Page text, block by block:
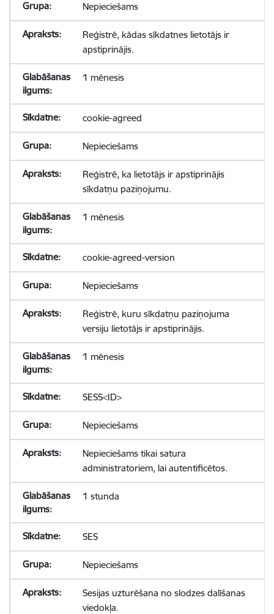
Nepieciešams
Reģistrē, kādas sīkdatnes lietotājs ir
apstiprinājis.
1 mēnesis
cookie-agreed
Nepieciešams
Reģistrē, ka lietotājs ir apstiprinājis
sīkdatņu paziņojumu.
1 mēnesis
cookie-agreed-version
Nepieciešams
Reģistrē, kuru sīkdatņu paziņojuma
versiju lietotājs ir apstiprinājis.
1 mēnesis
SESS<ID>
Nepieciešams
Nepieciešams tikai satura
administratoriem, lai autentificētos.
1 stunda
SES
Nepieciešams
Sesijas uzturēšana no slodzes dalīšanas
viedokļa.